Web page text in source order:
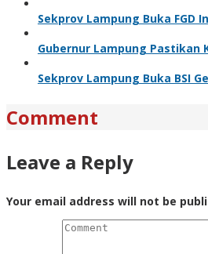
Sekprov Lampung Buka FGD
Gubernur Lampung Pastikan
Sekprov Lampung Buka BSI
Comment
Leave a Reply
Your email address will not be